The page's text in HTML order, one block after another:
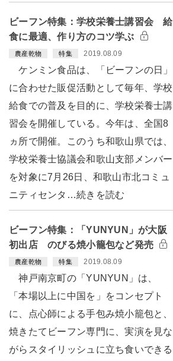
ビーフン特集：学校栄養士講習会 給
食に最適、作り方のコツ学ぶ
農産乾物 特集 2019.08.09
ケンミン食品は、「ビーフンの日」
に合わせた販促活動として毎年、学校
給食での普及を目的に、学校栄養士講
習会を開催している。今年は、全国8
ヵ所で開催。このうち和歌山県では、
学校栄養士協議会和歌山支部メンバー
を対象に7月26日、和歌山市北コミュ
ニティセンタ…続きを読む
ビーフン特集：「YUNYUN」が大阪
初出店 のびる焼小籠包など発売
農産乾物 特集 2019.08.09
神戸南京町の「YUNYUN」は、
「本場以上に中国を」をコンセプト
に、点心師による手包み焼小籠包と、
焼きたてビーフン専門に、実演を見な
がらスタイリッシュに立ち食いできる